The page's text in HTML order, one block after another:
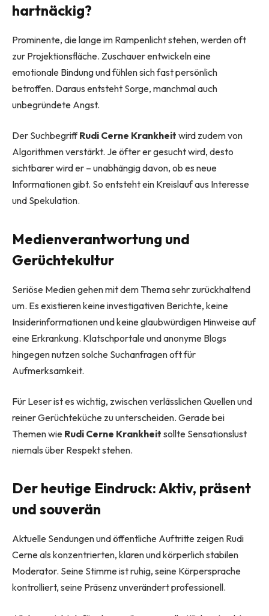
hartnäckig?
Prominente, die lange im Rampenlicht stehen, werden oft
zur Projektionsfläche. Zuschauer entwickeln eine
emotionale Bindung und fühlen sich fast persönlich
betroffen. Daraus entsteht Sorge, manchmal auch
unbegründete Angst.
Der SuchbegriffRudi Cerne Krankheit wird zudem von
Algorithmen verstärkt. Je öfter er gesucht wird, desto
sichtbarer wird er – unabhängig davon, ob es neue
Informationen gibt. So entsteht ein Kreislauf aus Interesse
und Spekulation.
Medienverantwortung und
Gerüchtekultur
Seriöse Medien gehen mit dem Thema sehr zurückhaltend
um. Es existieren keine investigativen Berichte, keine
Insiderinformationen und keine glaubwürdigen Hinweise auf
eine Erkrankung. Klatschportale und anonyme Blogs
hingegen nutzen solche Suchanfragen oft für
Aufmerksamkeit.
Für Leser ist es wichtig, zwischen verlässlichen Quellen und
reiner Gerüchteküche zu unterscheiden. Gerade bei
Themen wie Rudi Cerne Krankheit sollte Sensationslust
niemals über Respekt stehen.
Der heutige Eindruck: Aktiv, präsent
und souverän
Aktuelle Sendungen und öffentliche Auftritte zeigen Rudi
Cerne als konzentrierten, klaren und körperlich stabilen
Moderator. Seine Stimme ist ruhig, seine Körpersprache
kontrolliert, seine Präsenz unverändert professionell.